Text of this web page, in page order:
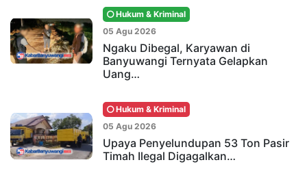
Hukum & Kriminal
05 Agu 2026
Ngaku Dibegal, Karyawan di
Banyuwangi Ternyata Gelapkan
Uang…
Hukum & Kriminal
05 Agu 2026
Upaya Penyelundupan 53 Ton Pasir
Timah Ilegal Digagalkan…